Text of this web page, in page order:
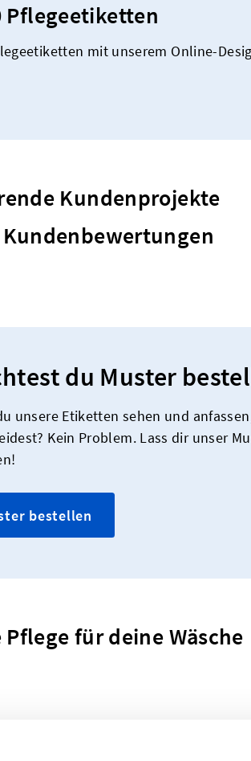
Pflegeetiketten
mit unserem Online-
Kundenprojekte
Kundenbewertungen
du Muster
unsere Etiketten sehen und
Kein Problem. Lass dir unser
bestellen
für deine Wäsche